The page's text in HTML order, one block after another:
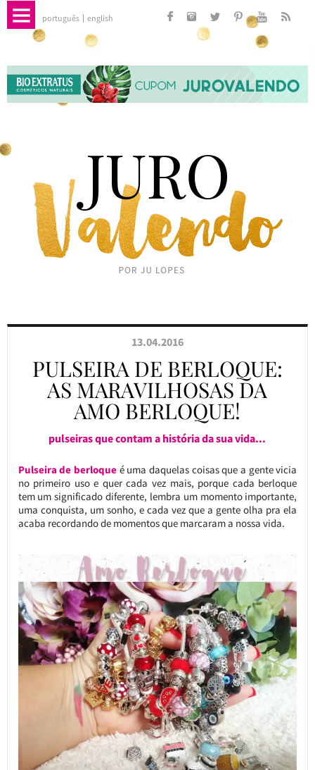
português english
13.04.2016
PULSEIRA DE BERLOQUE:
AS MARAVILHOSAS DA
AMO BERLOQUE!
pulseiras que contam a história da sua vida...
Pulseira de berloqueé uma daquelas coisas que a gente vicia
no primeiro uso e quer cada vez mais, porque cada berloque
tem um significado diferente, lembra um momento importante,
uma conquista, um sonho, e cada vez que a gente olha pra ela
acaba recordando de momentos que marcaram a nossa vida.